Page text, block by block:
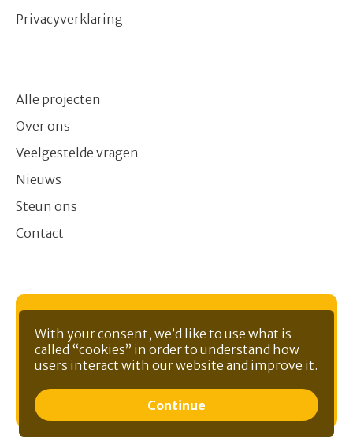
Privacyverklaring
Alle projecten
Over ons
Veelgestelde vragen
Nieuws
Steun ons
Contact
With your consent, we’d like to use what is
called “cookies” in order to understand how
users interact with our website and improve it.
Continue